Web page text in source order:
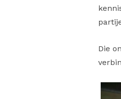
Die